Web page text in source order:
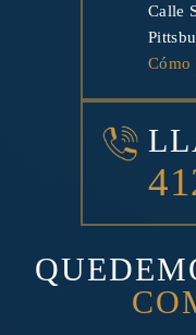
Calle
Cómo